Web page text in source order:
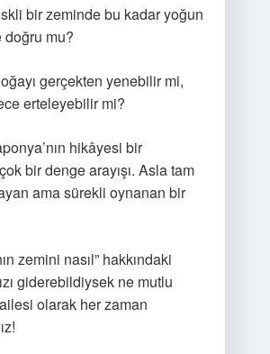
bir zeminde bu kadar yoğun
mu?
gerçekten yenebilir mi,
erteleyebilir mi?
hikâyesi bir
bir denge arayışı. Asla tam
ama sürekli oynanan bir
zemini nasıl” hakkındaki
giderebildiysek ne mutlu
olarak her zaman